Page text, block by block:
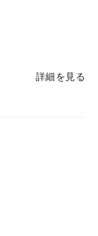
詳細を見る